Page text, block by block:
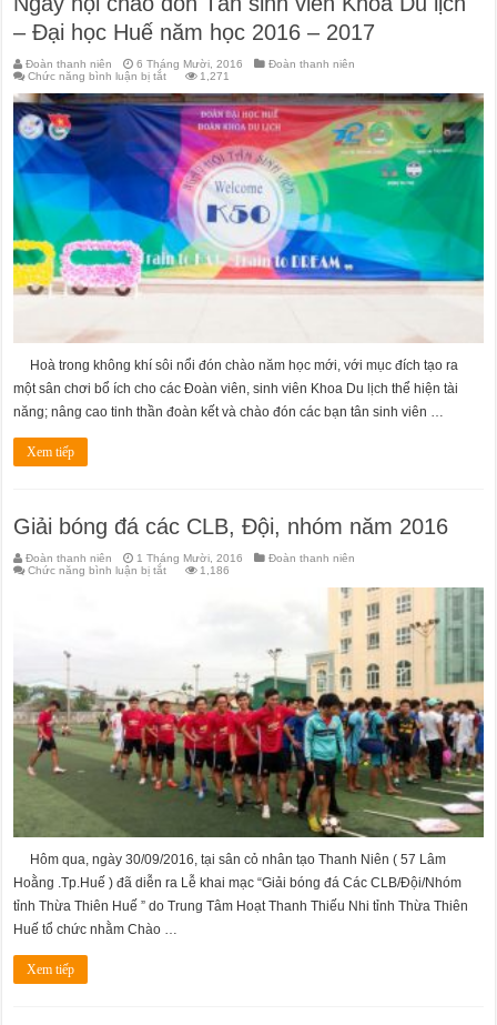
– Đại học Huế năm học 2016 – 2017
Đoàn thanh niên 6 Tháng Mười, 2016
Đoàn thanh niên
Chức năng bình luận bị tắtở
hội
chào
đón
Tân
sinh
viên
Khoa
Du
lịch
–
Đại
học
Huế
năm
học
2016
–
1,271
Hoà trong không khí sôi nổi đón chào năm học mới, với mục đích tạo ra
một sân chơi bổ ích cho các Đoàn viên, sinh viên Khoa Du lịch thể hiện tài
năng; nâng cao tinh thần đoàn kết và chào đón các bạn tân sinh viên …
Xem tiếp
Giải bóng đá các CLB, Đội, nhóm năm 2016
Đoàn thanh niên 1 Tháng Mười, 2016
Đoàn thanh niên
Chức năng bình luận bị tắtở
1,186
Hôm qua, ngày 30/09/2016, tại sân cỏ nhân tạo Thanh Niên ( 57 Lâm
Hoằng .Tp.Huế ) đã diễn ra Lễ khai mạc “Giải bóng đá Các CLB/Đội/Nhóm
tỉnh Thừa Thiên Huế ” do Trung Tâm Hoạt Thanh Thiếu Nhi tỉnh Thừa Thiên
Huế tổ chức nhằm Chào …
Xem tiếp